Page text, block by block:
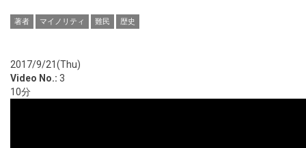
著者 マイノリティ 難民 歴史
2017/9/21(Thu)
Video No.: 3
10分